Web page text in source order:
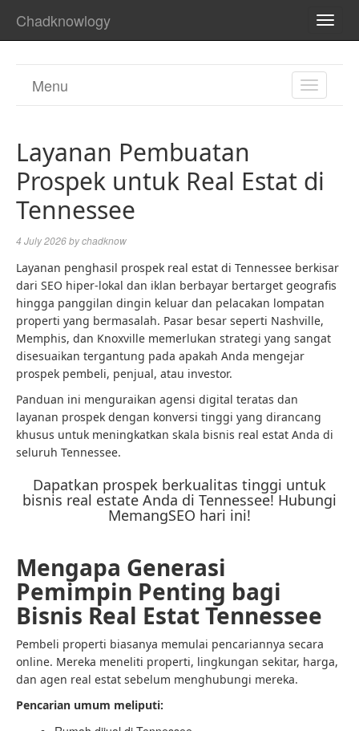
Chadknowlogy
TOGGLE
Menu
Layanan Pembuatan
Prospek untuk Real Estat di
Tennessee
4 July 2026bychadknow
Layanan penghasil prospek real estat di Tennessee berkisar
dari SEO hiper-lokal dan iklan berbayar bertarget geografis
hingga panggilan dingin keluar dan pelacakan lompatan
properti yang bermasalah. Pasar besar seperti Nashville,
Memphis, dan Knoxville memerlukan strategi yang sangat
disesuaikan tergantung pada apakah Anda mengejar
prospek pembeli, penjual, atau investor.
Panduan ini menguraikan agensi digital teratas dan
layanan prospek dengan konversi tinggi yang dirancang
khusus untuk meningkatkan skala bisnis real estat Anda di
seluruh Tennessee.
Dapatkan prospek berkualitas tinggi untuk
bisnis real estate Anda di Tennessee! Hubungi
MemangSEO hari ini!
Mengapa Generasi
Pemimpin Penting bagi
Bisnis Real Estat Tennessee
Pembeli properti biasanya memulai pencariannya secara
online. Mereka meneliti properti, lingkungan sekitar, harga,
dan agen real estat sebelum menghubungi mereka.
Pencarian umum meliputi: